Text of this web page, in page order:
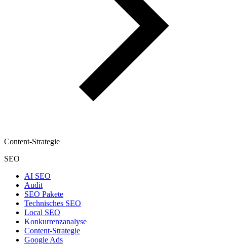
Content-Strategie
SEO
AI SEO
Audit
SEO Pakete
Technisches SEO
Local SEO
Konkurrenzanalyse
Content-Strategie
Google Ads